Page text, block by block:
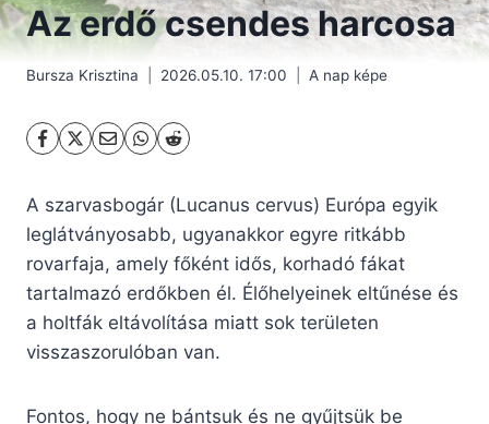
Az erdő csendes harcosa
Bursza Krisztina 2026.05.10. 17:00 A nap képe
A szarvasbogár (Lucanus cervus) Európa egyik
leglátványosabb, ugyanakkor egyre ritkább
rovarfaja, amely főként idős, korhadó fákat
tartalmazó erdőkben él. Élőhelyeinek eltűnése és
a holtfák eltávolítása miatt sok területen
visszaszorulóban van.
Fontos, hogy ne bántsuk és ne gyűjtsük be